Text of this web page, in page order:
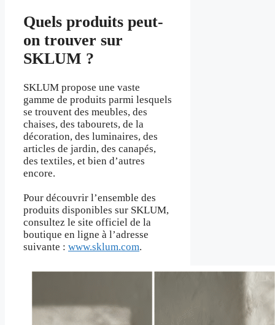
Quels produits peut-
on trouver sur
SKLUM ?
SKLUM propose une vaste
gamme de produits parmi lesquels
se trouvent des meubles, des
chaises, des tabourets, de la
décoration, des luminaires, des
articles de jardin, des canapés,
des textiles, et bien d’autres
encore.
Pour découvrir l’ensemble des
produits disponibles sur SKLUM,
consultez le site officiel de la
boutique en ligne à l’adresse
suivante : www.sklum.com.